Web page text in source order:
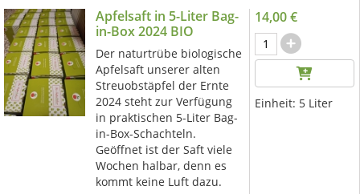
Apfelsaft in 5-Liter Bag-
in-Box 2024 BIO
Der naturtrübe biologische
Apfelsaft unserer alten
Streuobstäpfel der Ernte
2024 steht zur Verfügung
in praktischen 5-Liter Bag-
in-Box-Schachteln.
Geöffnet ist der Saft viele
Wochen halbar, denn es
kommt keine Luft dazu.
14,00 €
Einheit: 5 Liter